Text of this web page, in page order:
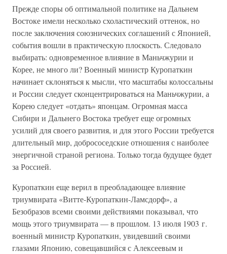
Прежде споры об оптимальной политике на Дальнем
Востоке имели несколько схоластический оттенок, но
после заключения союзнических соглашений с Японией,
события вошли в практическую плоскость. Следовало
выбирать: одновременное влияние в Маньчжурии и
Корее, не много ли? Военный министр Куропаткин
начинает склоняться к мысли, что масштабы колоссальны
и России следует сконцентрироваться на Маньчжурии, а
Корею следует «отдать» японцам. Огромная масса
Сибири и Дальнего Востока требует еще огромных
усилий для своего развития, и для этого России требуется
длительный мир, добрососедские отношения с наиболее
энергичной страной региона. Только тогда будущее будет
за Россией.
Куропаткин еще верил в преобладающее влияние
триумвирата «Витте-Куропаткин-Ламсдорф», а
Безобразов всеми своими действиями показывал, что
мощь этого триумвирата — в прошлом. 13 июля 1903 г.
военный министр Куропаткин, увидевший своими
глазами Японию, совещавшийся с Алексеевым и